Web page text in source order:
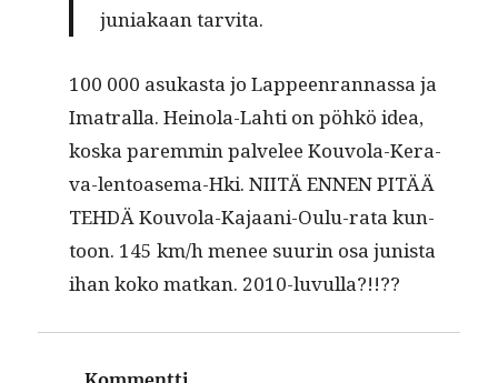
juni­akaan tarvita.
100 000 asukas­ta jo Lappeen­ran­nas­sa ja
Ima­tral­la. Heino­la-Lahti on pöhkö idea,
kos­ka parem­min palvelee Kou­vola-Ker­a­
va-lentoase­ma-Hki. NIITÄ ENNEN PITÄÄ
TEHDÄ Kou­vola-Kajaani-Oulu-rata kun­
toon. 145 km/h menee suurin osa junista
ihan koko matkan. 2010-luvulla?!!??